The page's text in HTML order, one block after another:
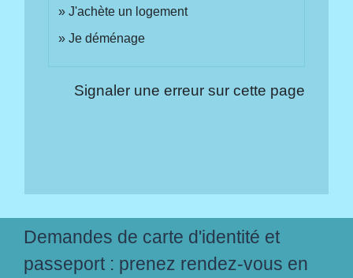
J'achète un logement
Je déménage
Signaler une erreur sur cette page
Demandes de carte d'identité et
passeport : prenez rendez-vous en